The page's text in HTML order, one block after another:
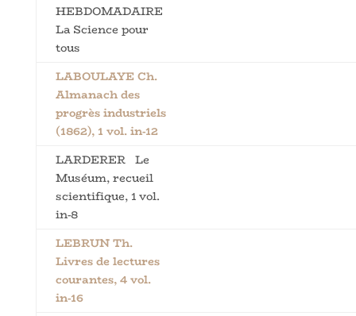
HEBDOMADAIRE
La Science pour
tous
LABOULAYE Ch.
Almanach des
progrès industriels
(1862), 1 vol. in-12
LARDERER Le
Muséum, recueil
scientifique, 1 vol.
in-8
LEBRUN Th.
Livres de lectures
courantes, 4 vol.
in-16